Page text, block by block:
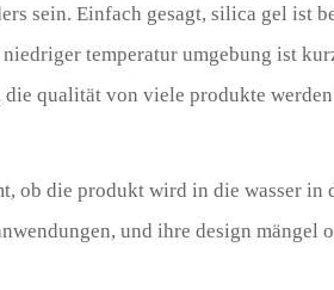
sein. Einfach gesagt, silica gel ist
temperatur umgebung ist
qualität von viele produkte
ob die produkt wird in die wasser in
und ihre design mängel